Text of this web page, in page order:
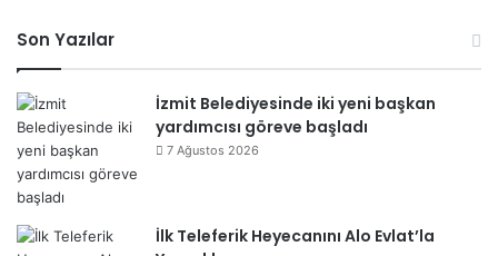
Son Yazılar
İzmit Belediyesinde iki yeni başkan
yardımcısı göreve başladı
7 Ağustos 2026
İlk Teleferik Heyecanını Alo Evlat’la